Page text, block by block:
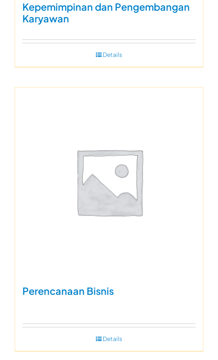
Kepemimpinan dan Pengembangan
Karyawan
Details
Perencanaan Bisnis
Details